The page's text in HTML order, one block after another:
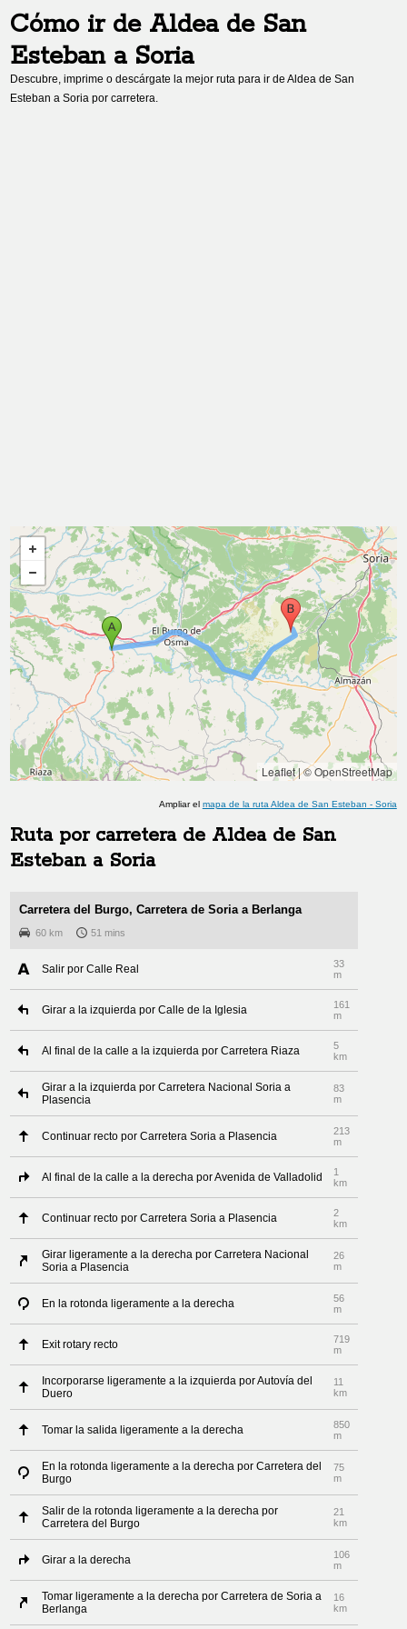
Cómo ir de Aldea de San
Estebana Soria
Descubre, imprime o descárgate la mejor ruta para ir deAldea de San
Esteban aSoria por carretera.
Leaflet|© OpenStreetMap
Ampliar el mapa de la ruta Aldea de San Esteban - Soria
Ruta por carretera de Aldea de San
Esteban a Soria
Carretera del Burgo, Carretera de Soria a Berlanga
60 km 51 mins
Salir por Calle Real
33
m
Girar a la izquierda por Calle de la Iglesia
161
m
Al final de la calle a la izquierda por Carretera Riaza
5
km
Girar a la izquierda por Carretera Nacional Soria a
Plasencia
83
m
Continuar recto por Carretera Soria a Plasencia
213
m
Al final de la calle a la derecha por Avenida de Valladolid
1
km
Continuar recto por Carretera Soria a Plasencia
2
km
Girar ligeramente a la derecha por Carretera Nacional
Soria a Plasencia
26
m
En la rotonda ligeramente a la derecha
56
m
Exit rotary recto
719
m
Incorporarse ligeramente a la izquierda por Autovía del
Duero
11
km
Tomar la salida ligeramente a la derecha
850
m
En la rotonda ligeramente a la derecha por Carretera del
Burgo
75
m
Salir de la rotonda ligeramente a la derecha por
Carretera del Burgo
21
km
Girar a la derecha
106
m
Tomar ligeramente a la derecha por Carretera de Soria a
Berlanga
16
km